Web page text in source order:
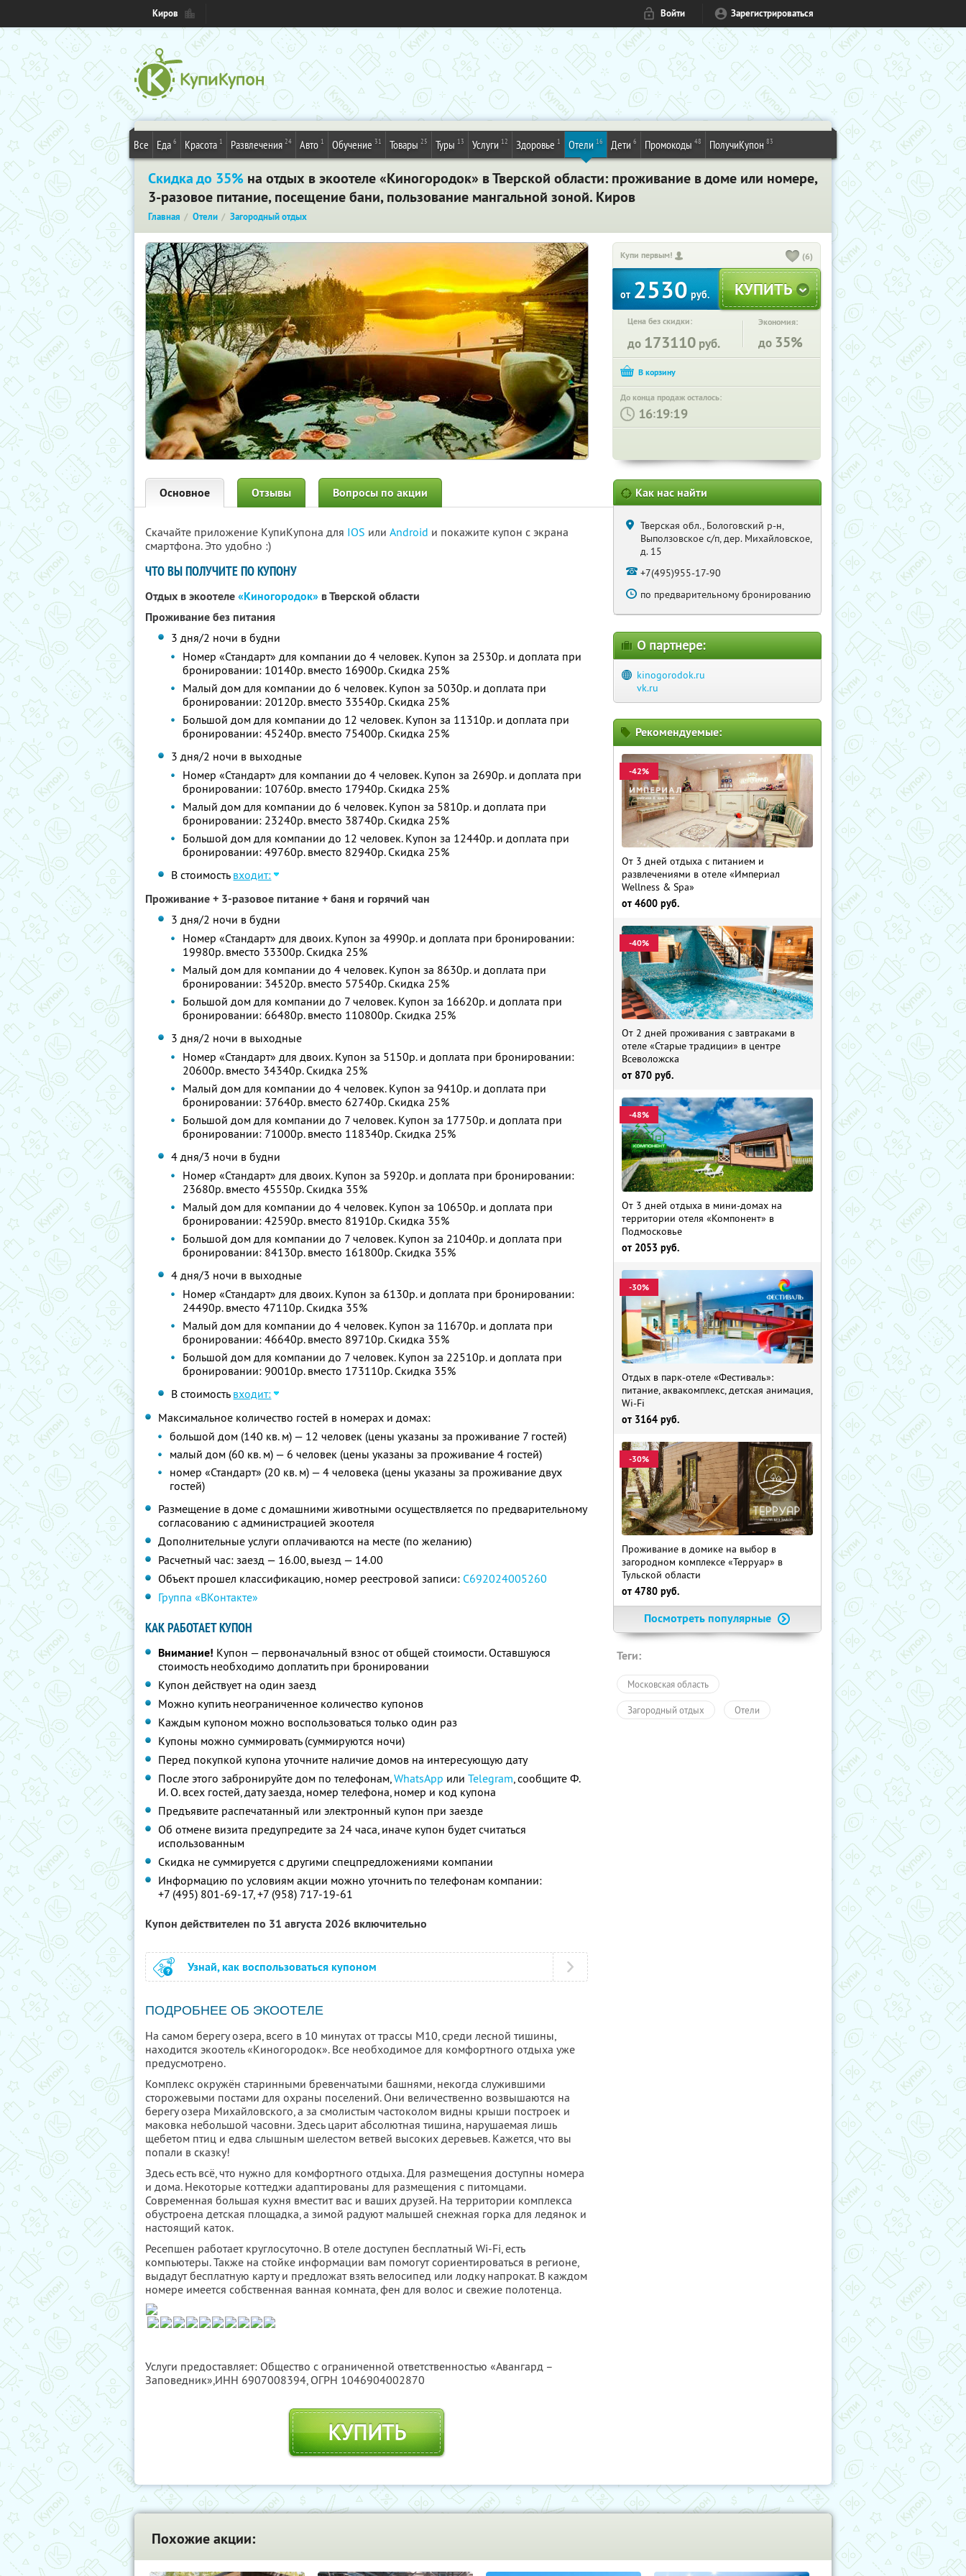
Киров Войти Зарегистрироваться
Все Еда 6 Красота 1 Развлечения 24 Авто 1 Обучение 31 Товары 25 Туры 13 Услуги 12 Здоровье 1 Отели 16 Дети 6 Промокоды 48 ПолучиКупон 83
Скидка до 35% на отдых в экоотеле «Киногородок» в Тверской области: проживание в доме или номере,
3-разовое питание, посещение бани, пользование мангальной зоной. Киров
Главная Отели Загородный отдых
Купи первым! (6)
от 2530 руб.
Цена без скидки:
до 173110 руб.
Экономия:
до 35%
До конца продаж осталось:
: :
Основное Отзывы Вопросы по акции
Скачайте приложение КупиКупона для IOS или Android и покажите купон с экрана
смартфона. Это удобно :)
ЧТО ВЫ ПОЛУЧИТЕ ПО КУПОНУ
Отдых в экоотеле«Киногородок» в Тверской области
Проживание без питания
3 дня/2 ночи в будни
Номер «Стандарт» для компании до 4 человек. Купон за 2530р. и доплата при
бронировании: 10140р. вместо 16900р. Скидка 25%
Малый дом для компании до 6 человек. Купон за 5030р. и доплата при
бронировании: 20120р. вместо 33540р. Скидка 25%
Большой дом для компании до 12 человек. Купон за 11310р. и доплата при
бронировании: 45240р. вместо 75400р. Скидка 25%
3 дня/2 ночи в выходные
Номер «Стандарт» для компании до 4 человек. Купон за 2690р. и доплата при
бронировании: 10760р. вместо 17940р. Скидка 25%
Малый дом для компании до 6 человек. Купон за 5810р. и доплата при
бронировании: 23240р. вместо 38740р. Скидка 25%
Большой дом для компании до 12 человек. Купон за 12440р. и доплата при
бронировании: 49760р. вместо 82940р. Скидка 25%
В стоимость входит:
Проживание + 3-разовое питание + баня и горячий чан
3 дня/2 ночи в будни
Номер «Стандарт» для двоих. Купон за 4990р. и доплата при бронировании:
19980р. вместо 33300р. Скидка 25%
Малый дом для компании до 4 человек. Купон за 8630р. и доплата при
бронировании: 34520р. вместо 57540р. Скидка 25%
Большой дом для компании до 7 человек. Купон за 16620р. и доплата при
бронировании: 66480р. вместо 110800р. Скидка 25%
3 дня/2 ночи в выходные
Номер «Стандарт» для двоих. Купон за 5150р. и доплата при бронировании:
20600р. вместо 34340р. Скидка 25%
Малый дом для компании до 4 человек. Купон за 9410р. и доплата при
бронировании: 37640р. вместо 62740р. Скидка 25%
Большой дом для компании до 7 человек. Купон за 17750р. и доплата при
бронировании: 71000р. вместо 118340р. Скидка 25%
4 дня/3 ночи в будни
Номер «Стандарт» для двоих. Купон за 5920р. и доплата при бронировании:
23680р. вместо 45550р. Скидка 35%
Малый дом для компании до 4 человек. Купон за 10650р. и доплата при
бронировании: 42590р. вместо 81910р. Скидка 35%
Большой дом для компании до 7 человек. Купон за 21040р. и доплата при
бронировании: 84130р. вместо 161800р. Скидка 35%
4 дня/3 ночи в выходные
Номер «Стандарт» для двоих. Купон за 6130р. и доплата при бронировании:
24490р. вместо 47110р. Скидка 35%
Малый дом для компании до 4 человек. Купон за 11670р. и доплата при
бронировании: 46640р. вместо 89710р. Скидка 35%
Большой дом для компании до 7 человек. Купон за 22510р. и доплата при
бронировании: 90010р. вместо 173110р. Скидка 35%
В стоимость входит:
Максимальное количество гостей в номерах и домах:
большой дом (140 кв. м) — 12 человек (цены указаны за проживание 7 гостей)
малый дом (60 кв. м) — 6 человек (цены указаны за проживание 4 гостей)
номер «Стандарт» (20 кв. м) — 4 человека (цены указаны за проживание двух
гостей)
Размещение в доме с домашними животными осуществляется по предварительному
согласованию с администрацией экоотеля
Дополнительные услуги оплачиваются на месте (по желанию)
Расчетный час: заезд — 16.00, выезд — 14.00
Объект прошел классификацию, номер реестровой записи: С692024005260
Группа «ВКонтакте»
КАК РАБОТАЕТ КУПОН
Внимание! Купон — первоначальный взнос от общей стоимости. Оставшуюся
стоимость необходимо доплатить при бронировании
Купон действует на один заезд
Можно купить неограниченное количество купонов
Каждым купоном можно воспользоваться только один раз
Купоны можно суммировать (суммируются ночи)
Перед покупкой купона уточните наличие домов на интересующую дату
После этого забронируйте дом по телефонам,WhatsApp или Telegram, сообщите Ф.
И. О. всех гостей, дату заезда, номер телефона, номер и код купона
Предъявите распечатанный или электронный купон при заезде
Об отмене визита предупредите за 24 часа, иначе купон будет считаться
использованным
Скидка не суммируется с другими спецпредложениями компании
Информацию по условиям акции можно уточнить по телефонам компании:
+7 (495) 801-69-17, +7 (958) 717-19-61
Купон действителен по 31 августа 2026 включительно
Узнай, как воспользоваться купоном
ПОДРОБНЕЕ ОБ ЭКООТЕЛЕ
На самом берегу озера, всего в 10 минутах от трассы М10, среди лесной тишины,
находится экоотель «Киногородок». Все необходимое для комфортного отдыха уже
предусмотрено.
Комплекс окружён старинными бревенчатыми башнями, некогда служившими
сторожевыми постами для охраны поселений. Они величественно возвышаются на
берегу озера Михайловского, а за смолистым частоколом видны крыши построек и
маковка небольшой часовни. Здесь царит абсолютная тишина, нарушаемая лишь
щебетом птиц и едва слышным шелестом ветвей высоких деревьев. Кажется, что вы
попали в сказку!
Здесь есть всё, что нужно для комфортного отдыха. Для размещения доступны номера
и дома. Некоторые коттеджи адаптированы для размещения с питомцами.
Современная большая кухня вместит вас и ваших друзей. На территории комплекса
обустроена детская площадка, а зимой радуют малышей снежная горка для ледянок и
настоящий каток.
Ресепшен работает круглосуточно. В отеле доступен бесплатный Wi-Fi, есть
компьютеры. Также на стойке информации вам помогут сориентироваться в регионе,
выдадут бесплатную карту и предложат взять велосипед или лодку напрокат. В каждом
номере имеется собственная ванная комната, фен для волос и свежие полотенца.
Услуги предоставляет: Общество с ограниченной ответственностью «Авангард –
Заповедник»,ИНН 6907008394, ОГРН 1046904002870
КУПИТЬ
Как нас найти
Тверская обл., Бологовский р-н,
Выползовское с/п, дер. Михайловское,
д. 15
+7(495)955-17-90
по предварительному бронированию
О партнере:
kinogorodok.ru
vk.ru
Рекомендуемые:
-42%
От 3 дней отдыха с питанием и
развлечениями в отеле «Империал
Wellness & Spa»
от 4600 руб.
-40%
От 2 дней проживания с завтраками в
отеле «Старые традиции» в центре
Всеволожска
от 870 руб.
-48%
От 3 дней отдыха в мини-домах на
территории отеля «Компонент» в
Подмосковье
от 2053 руб.
-30%
Отдых в парк-отеле «Фестиваль»:
питание, аквакомплекс, детская анимация,
Wi-Fi
от 3164 руб.
-30%
Проживание в домике на выбор в
загородном комплексе «Терруар» в
Тульской области
от 4780 руб.
Посмотреть популярные
Теги:
Московская область
Загородный отдых Отели
Похожие акции: